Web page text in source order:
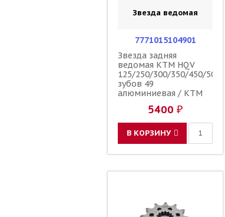
Звезда ведомая
7771015104901
Звезда задняя
ведомая KTM HQV
125/250/300/350/450/500
зубов 49
алюминиевая / KTM
5400 ₽
В КОРЗИНУ